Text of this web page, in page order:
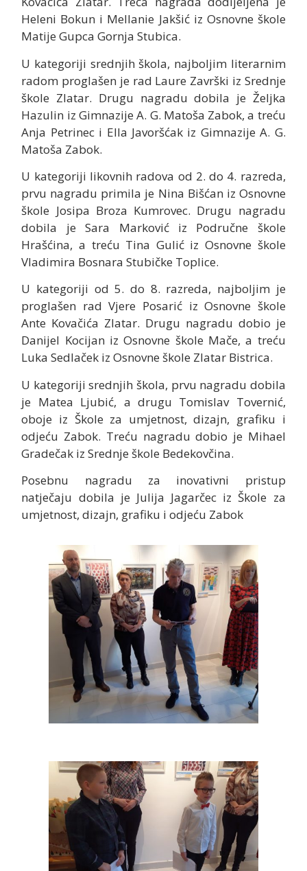
Heleni Bokun i Mellanie Jakšić iz Osnovne škole
Matije Gupca Gornja Stubica.
U kategoriji srednjih škola, najboljim literarnim
radom proglašen je rad Laure Završki iz Srednje
škole Zlatar. Drugu nagradu dobila je Željka
Hazulin iz Gimnazije A. G. Matoša Zabok, a treću
Anja Petrinec i Ella Javoršćak iz Gimnazije A. G.
Matoša Zabok.
U kategoriji likovnih radova od 2. do 4. razreda,
prvu nagradu primila je Nina Bišćan iz Osnovne
škole Josipa Broza Kumrovec. Drugu nagradu
dobila je Sara Marković iz Područne škole
Hrašćina, a treću Tina Gulić iz Osnovne škole
Vladimira Bosnara Stubičke Toplice.
U kategoriji od 5. do 8. razreda, najboljim je
proglašen rad Vjere Posarić iz Osnovne škole
Ante Kovačića Zlatar. Drugu nagradu dobio je
Danijel Kocijan iz Osnovne škole Mače, a treću
Luka Sedlaček iz Osnovne škole Zlatar Bistrica.
U kategoriji srednjih škola, prvu nagradu dobila
je Matea Ljubić, a drugu Tomislav Tovernić,
oboje iz Škole za umjetnost, dizajn, grafiku i
odjeću Zabok. Treću nagradu dobio je Mihael
Gradečak iz Srednje škole Bedekovčina.
Posebnu nagradu za inovativni pristup
natječaju dobila je Julija Jagarčec iz Škole za
umjetnost, dizajn, grafiku i odjeću Zabok